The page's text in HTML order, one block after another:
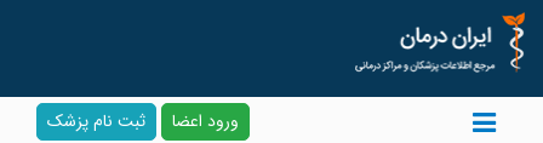
ورود اعضا ثبت نام پزشک